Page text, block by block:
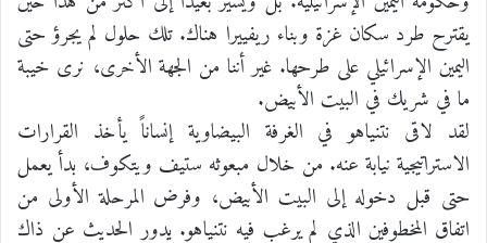
يقترح طرد سكان غزة وبناء ريفييرا هناك. تلك حلول لم يجرؤ حتى
اليمين الإسرائيلي على طرحها. غير أننا من الجهة الأخرى، نرى خيبة
ما في شريك في البيت الأبيض.
لقد لاقى نتنياهو في الغرفة البيضاوية إنساناً يأخذ القرارات
الاستراتيجية نيابة عنه. من خلال مبعوثه ستيف ويتكوف، بدأ يعمل
حتى قبل دخوله إلى البيت الأبيض، وفرض المرحلة الأولى من
اتفاق المخطوفين الذي لم يرغب فيه نتنياهو. يدور الحديث عن ذاك